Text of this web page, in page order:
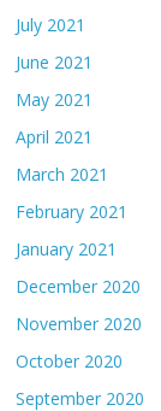
July 2021
June 2021
May 2021
April 2021
March 2021
February 2021
January 2021
December 2020
November 2020
October 2020
September 2020